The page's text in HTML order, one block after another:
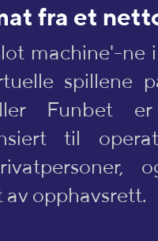
fra et
machine'-ne
spillene
Funbet er
til
opphavsrett.